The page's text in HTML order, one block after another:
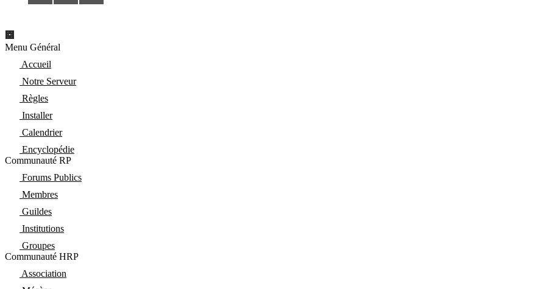
Menu Général
Accueil
Notre Serveur
Règles
Installer
Calendrier
Encyclopédie
Communauté RP
Forums Publics
Membres
Guildes
Institutions
Groupes
Communauté HRP
Association